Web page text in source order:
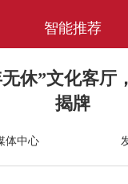
智能推荐
休”文化客厅
揭牌
体中心